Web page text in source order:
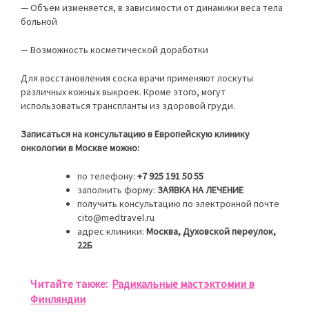
— Объем изменяется, в зависимости от динамики веса тела
больной
— Возможность косметической доработки
Для восстановления соска врачи применяют лоскуты
различных кожных выкроек. Кроме этого, могут
использоваться транспланты из здоровой груди.
Записаться на консультацию в Европейскую клинику
онкологии в Москве можно:
по телефону: +7 925 191 50 55
заполнить форму: ЗАЯВКА НА ЛЕЧЕНИЕ
получить консультацию по электронной почте
cito@medtravel.ru
адрес клиники: Москва, Духовской переулок,
22Б
Читайте также: Радикальные мастэктомии в
Финляндии